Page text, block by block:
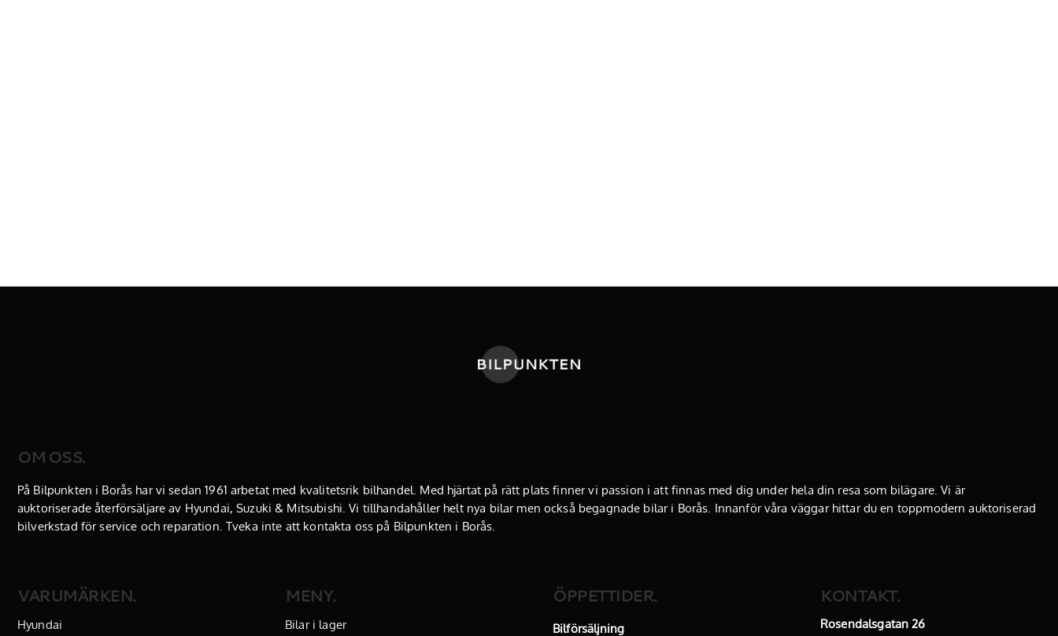
OM OSS.
På Bilpunkten i Borås har vi sedan 1961 arbetat med kvalitetsrik bilhandel. Med hjärtat på rätt plats finner vi passion i att finnas med dig under hela din resa som bilägare. Vi är
auktoriserade återförsäljare av Hyundai, Suzuki & Mitsubishi. Vi tillhandahåller helt nya bilarmen också begagnade bilar i Borås. Innanför våra väggar hittar du en toppmodernauktoriserad
bilverkstad för service och reparation. Tveka inte att kontakta oss på Bilpunkten i Borås.
VARUMÄRKEN.
Hyundai
MENY.
Bilar i lager
ÖPPETTIDER.
Bilförsäljning
KONTAKT.
Rosendalsgatan 26